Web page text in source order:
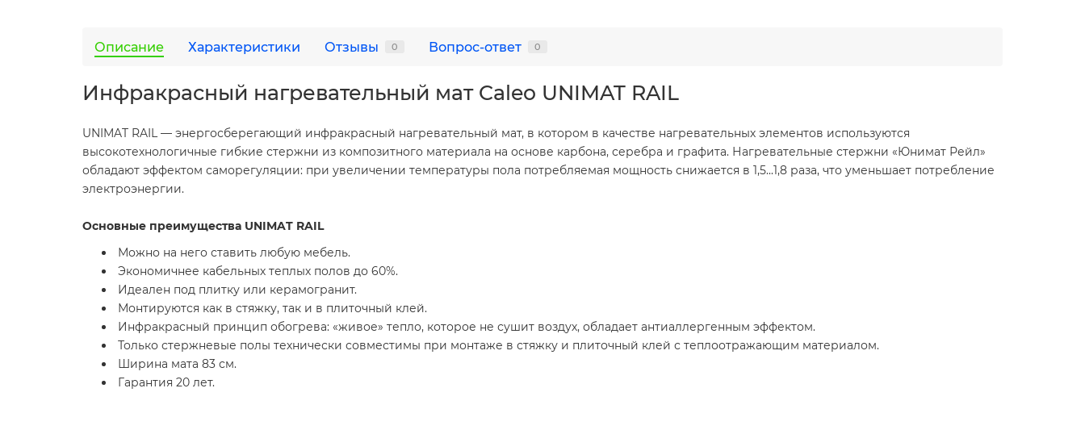
Описание Характеристики Отзывы 0 Вопрос-ответ 0
Инфракрасный нагревательный мат Caleo UNIMAT RAIL
UNIMAT RAIL — энергосберегающий инфракрасный нагревательный мат, в котором в качестве нагревательных элементов используются
высокотехнологичные гибкие стержни из композитного материала на основе карбона, серебра и графита. Нагревательные стержни «Юнимат Рейл»
обладают эффектом саморегуляции: при увеличении температуры пола потребляемая мощность снижается в 1,5...1,8 раза, что уменьшает потребление
электроэнергии.
Основные преимущества UNIMAT RAIL
Можно на него ставить любую мебель.
Экономичнее кабельных теплых полов до 60%.
Идеален под плитку или керамогранит.
Монтируются как в стяжку, так и в плиточный клей.
Инфракрасный принцип обогрева: «живое» тепло, которое не сушит воздух, обладает антиаллергенным эффектом.
Только стержневые полы технически совместимы при монтаже в стяжку и плиточный клей с теплоотражающим материалом.
Ширина мата 83 см.
Гарантия 20 лет.